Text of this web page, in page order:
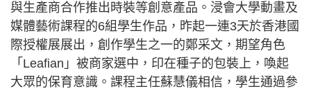
與生產商合作推出時裝等創意產品。浸會大學動畫及
媒體藝術課程的6組學生作品，昨起一連3天於香港國
際授權展展出，創作學生之一的鄭采文，期望角色
「Leafian」被商家選中，印在種子的包裝上，喚起
大眾的保育意識。課程主任蘇慧儀相信，學生通過參